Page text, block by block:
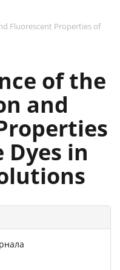
Fluorescent Properties of
of the
and
Dyes in